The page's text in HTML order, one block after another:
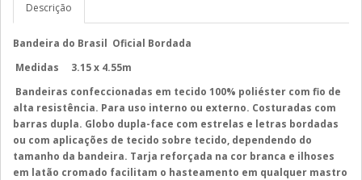
Descrição
Bandeira do Brasil Oficial Bordada
Medidas 3.15 x 4.55m
Bandeiras confeccionadas em tecido 100% poliéster com fio de
alta resistência. Para uso interno ou externo. Costuradas com
barras dupla. Globo dupla-face com estrelas e letras bordadas
ou com aplicações de tecido sobre tecido, dependendo do
tamanho da bandeira. Tarja reforçada na cor branca e ilhoses
em latão cromado facilitam o hasteamento em qualquer mastro